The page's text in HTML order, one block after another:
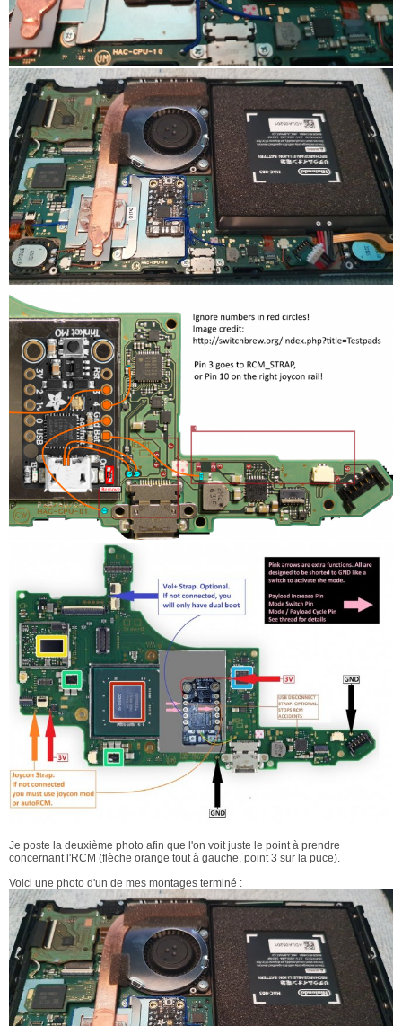
Je poste la deuxième photo afin que l'on voit juste le point à prendre
concernant l'RCM (flèche orange tout à gauche, point 3 sur la puce).
Voici une photo d'un de mes montages terminé :